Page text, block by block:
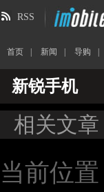
RSS
首页 新闻 导购
新锐手机
相关文章
当前位置